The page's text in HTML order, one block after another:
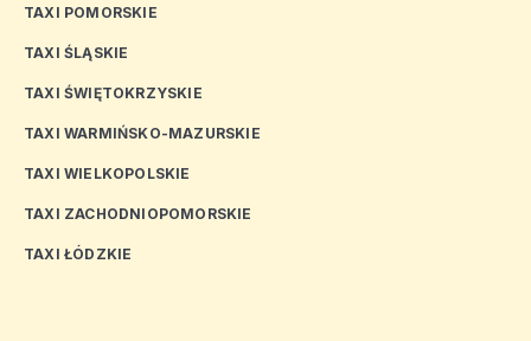
TAXI POMORSKIE
TAXI ŚLĄSKIE
TAXI ŚWIĘTOKRZYSKIE
TAXI WARMIŃSKO-MAZURSKIE
TAXI WIELKOPOLSKIE
TAXI ZACHODNIOPOMORSKIE
TAXI ŁÓDZKIE